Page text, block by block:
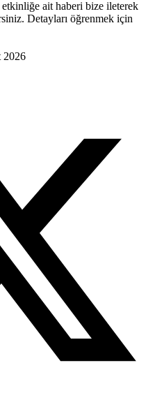
ait haberi bize ileterek
Detayları öğrenmek için
2026